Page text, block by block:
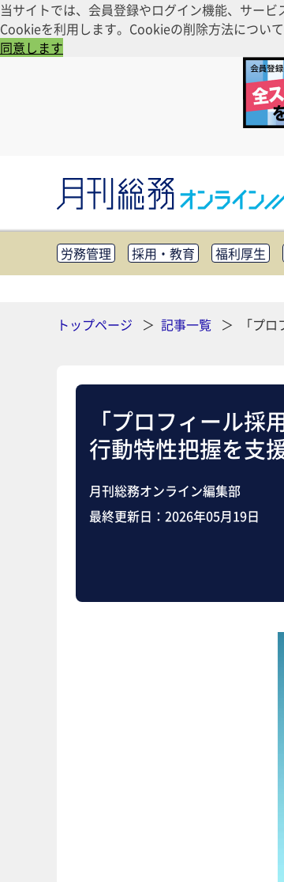
当サイトでは、会員登録やログイン機能、サー
Cookieを利用します。Cookieの削除方法につい
同意します
労務管理 採用・教育 福利厚生
知財管理
リスクマネジメント・BCP
トップページ
記事一覧 「プ
「プロフィール
行動特性把握を支
月刊総務オンライン編集部
最終更新日： 2026年05月19日